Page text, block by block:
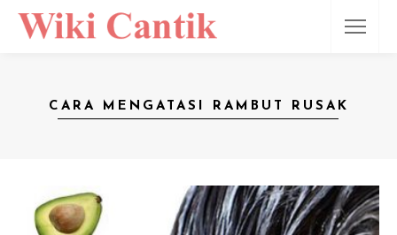
CARA MENGATASI RAMBUT RUSAK